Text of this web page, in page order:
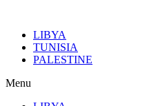
contenuLIBYA
TUNISIA
PALESTINE
Menu